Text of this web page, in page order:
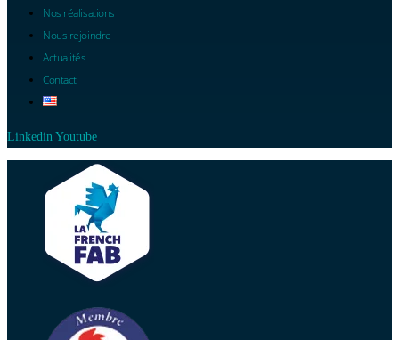
Nos réalisations
Nous rejoindre
Actualités
Contact
Linkedin Youtube